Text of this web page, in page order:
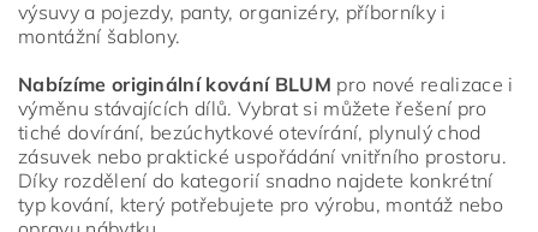
Vložením hodnocení souhlasíte s
výsuvy a pojezdy, panty, organizéry, příborníky i
montážní šablony.
Nabízíme originální kování BLUM pro nové realizace i
výměnu stávajících dílů. Vybrat si můžete řešení pro
tiché dovírání, bezúchytkové otevírání, plynulý chod
zásuvek nebo praktické uspořádání vnitřního prostoru.
Díky rozdělení do kategorií snadno najdete konkrétní
typ kování, který potřebujete pro výrobu, montáž nebo